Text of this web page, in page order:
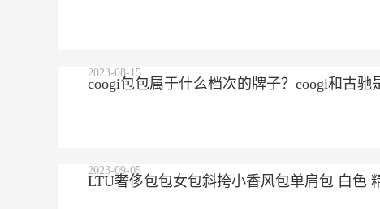
coogi包包属于什么档次的牌子？coogi和古驰
2023-08-15
LTU奢侈包包女包斜挎小香风包单肩包 白色
2023-09-05